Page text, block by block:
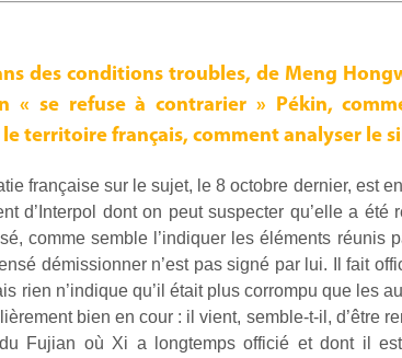
des conditions troubles, de Meng
« se refuse à contrarier » Pékin,
territoire français, comment analyser le
française sur le sujet, le 8 octobre dernier, est
d’Interpol dont on peut suspecter qu’elle a
comme semble l’indiquer les éléments réunis
démissionner n’est pas signé par lui. Il fait
rien n’indique qu’il était plus corrompu que les
bien en cour : il vient, semble-t-il,
Fujian où Xi a longtemps officié et dont il